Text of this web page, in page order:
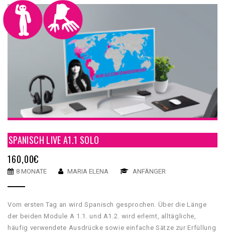
SPANISCH LIVE A1.1 SOLO
160,00€
8 MONATE MARIA ELENA ANFÄNGER
Vom ersten Tag an wird Spanisch gesprochen. Über die Länge
der beiden Module A 1.1. und A1.2. wird erlernt, alltägliche,
häufig verwendete Ausdrücke sowie einfache Sätze zur Erfüllung